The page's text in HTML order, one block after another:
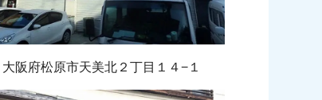
阪府松原市天美北２丁目１４−１